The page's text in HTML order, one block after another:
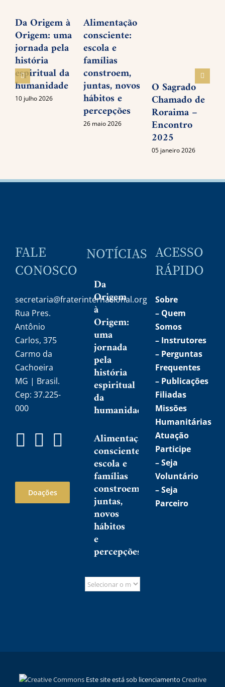
Da Origem à
Origem: uma
jornada pela
história
espiritual da
humanidade
10 julho 2026
Alimentação
consciente:
escola e
famílias
constroem,
juntas, novos
hábitos e
percepções
26 maio 2026
O Sagrado
Chamado de
Roraima –
Encontro
2025
05 janeiro 2026
FALE
CONOSCO
secretaria@fraterinternacional.org
Rua Pres.
Antônio
Carlos, 375
Carmo da
Cachoeira
MG | Brasil.
Cep: 37.225-
000
Doações
NOTÍCIAS
Da
Origem
à
Origem:
uma
jornada
pela
história
espiritual
da
humanidade
Alimentação
consciente:
escola e
famílias
constroem,
juntas,
novos
hábitos
e
percepções
ACESSO
RÁPIDO
Sobre
– Quem
Somos
– Instrutores
– Perguntas
Frequentes
– Publicações
Filiadas
Missões
Humanitárias
Atuação
Participe
–Seja
Voluntário
–Seja
Parceiro
Este site está sob licenciamento Creative